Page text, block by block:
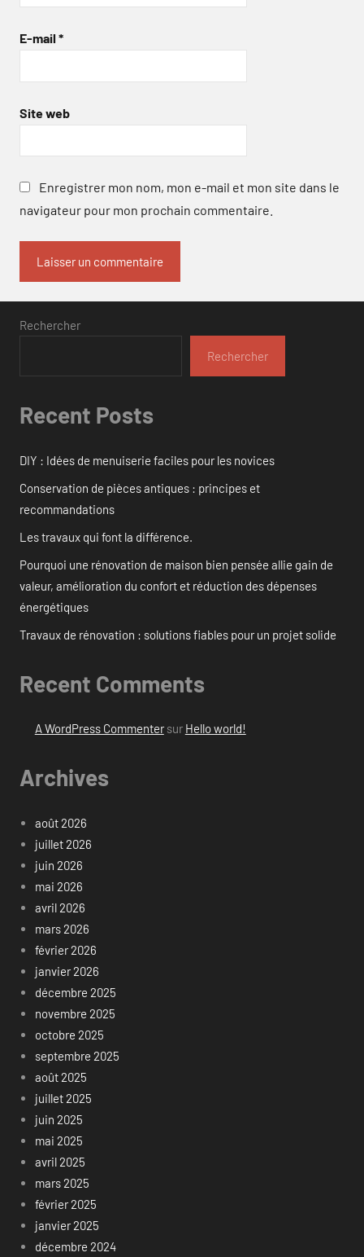
E-mail *
Site web
Enregistrer mon nom, mon e-mail et mon site dans le
navigateur pour mon prochain commentaire.
Rechercher
Rechercher
Recent Posts
DIY : Idées de menuiserie faciles pour les novices
Conservation de pièces antiques : principes et
recommandations
Les travaux qui font la différence.
Pourquoi une rénovation de maison bien pensée allie gain de
valeur, amélioration du confort et réduction des dépenses
énergétiques
Travaux de rénovation : solutions fiables pour un projet solide
Recent Comments
A WordPress Commentersur Hello world!
Archives
août 2026
juillet 2026
juin 2026
mai 2026
avril 2026
mars 2026
février 2026
janvier 2026
décembre 2025
novembre 2025
octobre 2025
septembre 2025
août 2025
juillet 2025
juin 2025
mai 2025
avril 2025
mars 2025
février 2025
janvier 2025
décembre 2024